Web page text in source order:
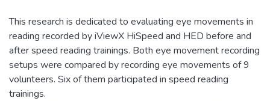
This research is dedicated to evaluating eye movements in
reading recorded by iViewX HiSpeed and HED before and
after speed reading trainings. Both eye movement recording
setups were compared by recording eye movements of 9
volunteers. Six of them participated in speed reading
trainings.